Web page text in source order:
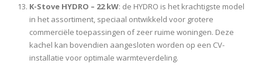
K-Stove HYDRO – 22 kW: de HYDRO is het krachtigste model
in het assortiment, speciaal ontwikkeld voor grotere
commerciële toepassingen of zeer ruime woningen. Deze
kachel kan bovendien aangesloten worden op een CV-
installatie voor optimale warmteverdeling.